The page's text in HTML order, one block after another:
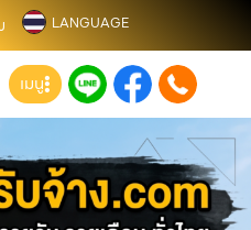
LANGUAGE
เมนู